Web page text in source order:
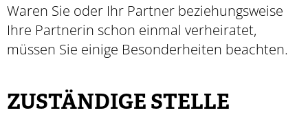
Waren Sie oder Ihr Partner beziehungsweise
Ihre Partnerin schon einmal verheiratet,
müssen Sie einige Besonderheiten beachten.
ZUSTÄNDIGE STELLE